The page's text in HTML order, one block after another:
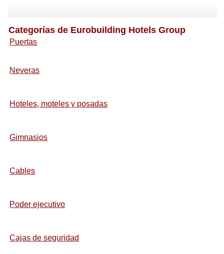
Categorías de Eurobuilding Hotels Group
Puertas
Neveras
Hoteles, moteles y posadas
Gimnasios
Cables
Poder ejecutivo
Cajas de seguridad